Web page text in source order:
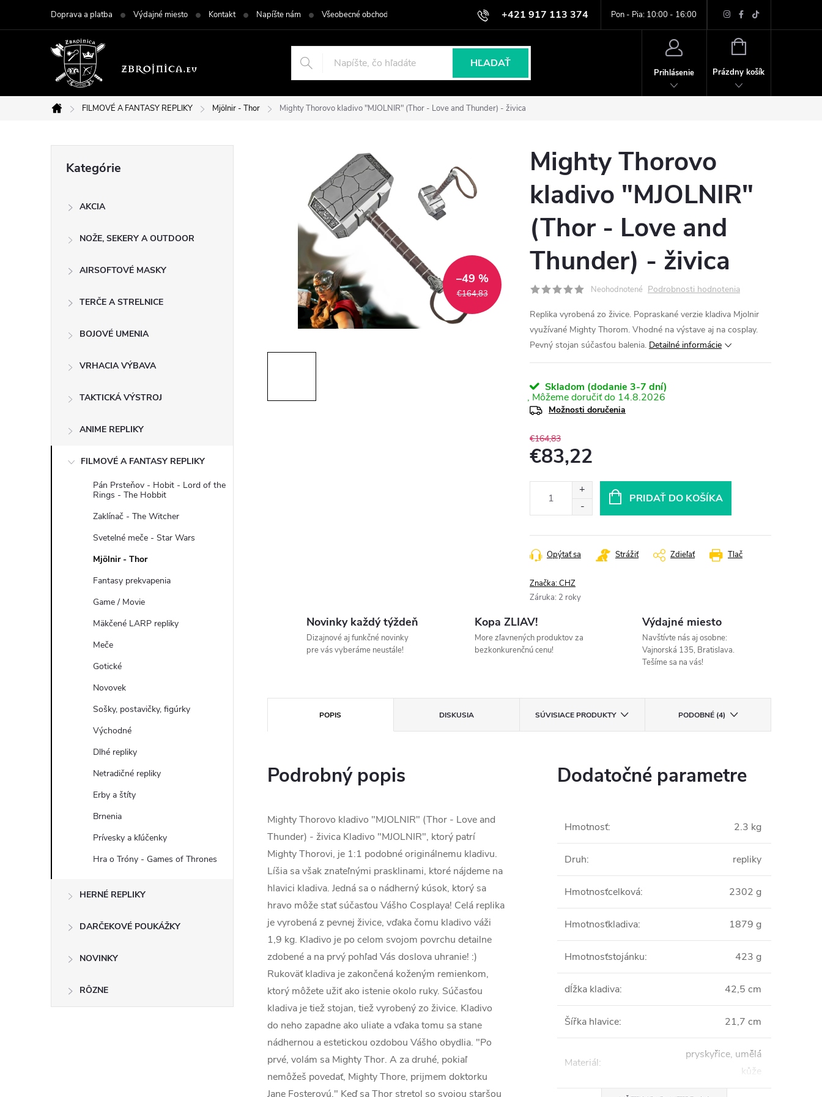
+421 917 113 374 Pon - Pia: 10:00 - 16:00
Doprava a platba Výdajné miesto Kontakt Napíšte nám Všeobecné obchodné podmienky Podmienky ochrany osobných údajov
HĽADAŤ
Prihlásenie
NÁKUPNÝ
Prázdny košík
Domov
FILMOVÉ A FANTASY REPLIKY Mjölnir - Thor Mighty Thorovo kladivo "MJOLNIR" (Thor - Love and Thunder) - živica
kategórie
Kategórie
AKCIA
NOŽE, SEKERY A OUTDOOR
AIRSOFTOVÉ MASKY
TERČE A STRELNICE
BOJOVÉ UMENIA
VRHACIA VÝBAVA
TAKTICKÁ VÝSTROJ
ANIME REPLIKY
FILMOVÉ A FANTASY REPLIKY
Pán Prsteňov - Hobit - Lord of the
Rings - The Hobbit
Zaklínač - The Witcher
Svetelné meče - Star Wars
Mjölnir - Thor
Fantasy prekvapenia
Game / Movie
Mäkčené LARP repliky
Meče
Gotické
Novovek
Sošky, postavičky, figúrky
Východné
Dlhé repliky
Netradičné repliky
Erby a štíty
Brnenia
Prívesky a kľúčenky
Hra o Tróny - Games of Thrones
HERNÉ REPLIKY
DARČEKOVÉ POUKÁŽKY
NOVINKY
RÔZNE
€164,83
–49 %
Mighty Thorovo
kladivo "MJOLNIR"
(Thor - Love and
Thunder) - živica
Neohodnotené Podrobnosti hodnotenia
Replika vyrobená zo živice. Popraskané verzie kladiva Mjolnir
využívané Mighty Thorom. Vhodné na výstave aj na cosplay.
Pevný stojan súčasťou balenia. Detailné informácie
Skladom (dodanie 3-7 dní)
14.8.2026
Možnosti doručenia
€164,83
€83,22
PRIDAŤ DO KOŠÍKA
Tlač
Opýtať sa Strážiť Zdieľať
Značka:CHZ
Záruka: 2 roky
Novinky každý týždeň
Dizajnové aj funkčné novinky
pre vás vyberáme neustále!
Kopa ZLIAV!
More zľavnených produktov za
bezkonkurenčnú cenu!
Výdajné miesto
Navštívte nás aj osobne:
Vajnorská 135, Bratislava.
Tešíme sa na vás!
POPIS DISKUSIA SÚVISIACE PRODUKTY PODOBNÉ (4)
Podrobný popis
Mighty Thorovo kladivo "MJOLNIR" (Thor - Love and
Thunder) - živica Kladivo "MJOLNIR", ktorý patrí
Mighty Thorovi, je 1:1 podobné originálnemu kladivu.
Líšia sa však znateľnými prasklinami, ktoré nájdeme na
hlavici kladiva. Jedná sa o nádherný kúsok, ktorý sa
hravo môže stať súčasťou Vášho Cosplaya! Celá replika
je vyrobená z pevnej živice, vďaka čomu kladivo váži
1,9 kg. Kladivo je po celom svojom povrchu detailne
zdobené a na prvý pohľad Vás doslova uhranie! :)
Rukoväť kladiva je zakončená koženým remienkom,
ktorý môžete užiť ako istenie okolo ruky. Súčasťou
kladiva je tiež stojan, tiež vyrobený zo živice. Kladivo
do neho zapadne ako uliate a vďaka tomu sa stane
nádhernou a estetickou ozdobou Vášho obydlia. "Po
prvé, volám sa Mighty Thor. A za druhé, pokiaľ
nemôžeš povedať, Mighty Thore, prijmem doktorku
Jane Fosterovú." Keď sa Thor stretol so svojou staršou
Dodatočné parametre
Hmotnosť: 2.3 kg
Druh: repliky
Hmotnosťcelková: 2302 g
Hmotnosťkladiva: 1879 g
Hmotnosťstojánku: 423 g
dĺžka kladiva: 42,5 cm
Šířka hlavice: 21,7 cm
Materiál:
pryskyřice, umělá
kůže